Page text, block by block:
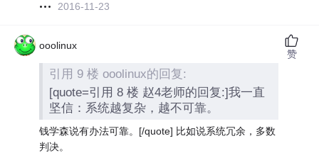
2016-11-23
ooolinux
引用 9 楼 ooolinux的回复:
[quote=引用 8 楼 赵4老师的回复:]我一直
坚信：系统越复杂，越不可靠。
钱学森说有办法可靠。[/quote] 比如说系统冗余，多数
判决。
赞